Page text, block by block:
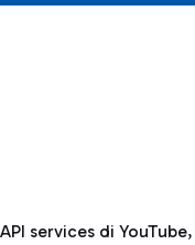
services di